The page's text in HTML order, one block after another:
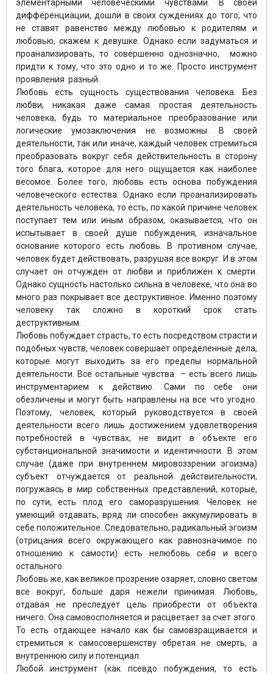
элементарными человеческими чувствами. В своей
дифференциации, дошли в своих суждениях до того, что
не ставят равенство между любовью к родителям и
любовью, скажем к девушке. Однако если задуматься и
проанализировать, то совершенно однозначно, можно
придти к тому, что это одно и то же. Просто инструмент
проявления разный.
Любовь есть сущность существования человека. Без
любви, никакая даже самая простая деятельность
человека, будь то материальное преобразование или
логические умозаключения не возможны. В своей
деятельности, так или иначе, каждый человек стремиться
преобразовать вокруг себя действительность в сторону
того блага, которое для него ощущается как наиболее
весомое. Более того, любовь есть основа побуждения
человеческого естества. Однако если проанализировать
деятельность человека, то есть, по какой причине человек
поступает тем или иным образом, оказывается, что он
испытывает в своей душе побуждения, изначальное
основание которого есть любовь. В противном случае,
человек будет действовать, разрушая все вокруг. И в этом
случает он отчужден от любви и приближен к смерти.
Однако сущность настолько сильна в человеке, что она во
много раз покрывает все деструктивное. Именно поэтому
человеку так сложно в короткий срок стать
деструктивным.
Любовь побуждает страсть, то есть посредством страсти и
подобных чувств, человек совершает определенные дела,
которые могут выходить за его пределы нормальной
деятельности. Все остальные чувства – есть всего лишь
инструментарием к действию. Сами по себе они
обезличены и могут быть направлены на все что угодно.
Поэтому, человек, который руководствуется в своей
деятельности всего лишь достижением удовлетворения
потребностей в чувствах, не видит в объекте его
субстанциональной значимости и идентичности. В этом
случае (даже при внутреннем мировоззрении эгоизма)
субъект отчуждается от реальной действительности,
погружаясь в мир собственных представлений, которые,
по сути, есть плод его саморазрушения. Человек не
умеющий отдавать, вряд ли способен аккумулировать в
себе положительное. Следовательно, радикальный эгоизм
(отрицания всего окружающего как равнозначимое по
отношению к самости) есть нелюбовь себя и всего
остального.
Любовь же, как великое прозрение озаряет, словно светом
все вокруг, больше даря нежели принимая. Любовь,
отдавая не преследует цель приобрести от объекта
ничего. Она самовосполняется и расцветает за счет этого.
То есть отдающее начало как бы самовзращивается и
стремиться к самосовершенству обретая не смерть, а
внутреннюю силу и потенциал.
Любой инструмент (как псевдо побуждения, то есть